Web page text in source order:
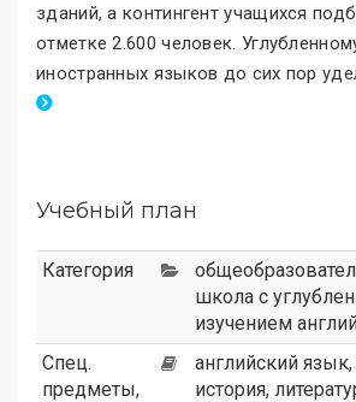
зданий, а контингент учащихся
отметке 2.600 человек.
иностранных языков до сих пор
Учебный план
Категория
школа с
изучением
Спец.
предметы,
английский
история,